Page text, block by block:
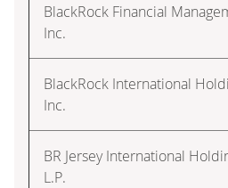
BlackRock Financial
Inc.
BlackRock International
Inc.
BR Jersey International
L.P.